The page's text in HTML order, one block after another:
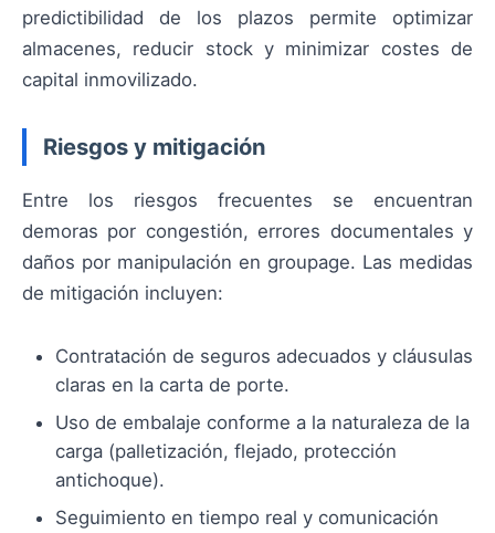
predictibilidad de los plazos permite optimizar
almacenes, reducir stock y minimizar costes de
capital inmovilizado.
Riesgos y mitigación
Entre los riesgos frecuentes se encuentran
demoras por congestión, errores documentales y
daños por manipulación en groupage. Las medidas
de mitigación incluyen:
Contratación de seguros adecuados y cláusulas
claras en la carta de porte.
Uso de embalaje conforme a la naturaleza de la
carga (palletización, flejado, protección
antichoque).
Seguimiento en tiempo real y comunicación